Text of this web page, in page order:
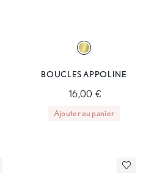
BOUCLES APPOLINE
16,00 €
Ajouter au panier